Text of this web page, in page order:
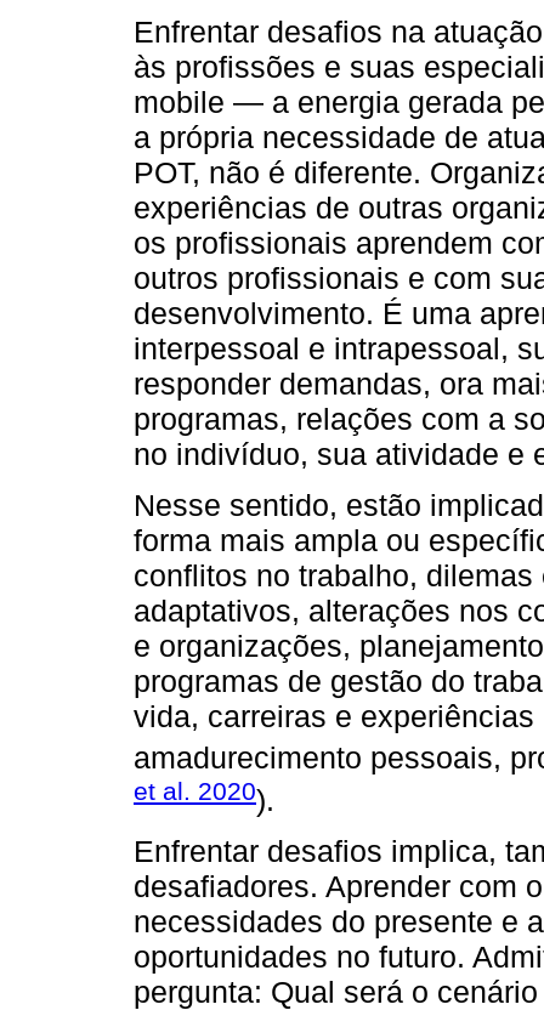
Enfrentar desafios na
às profissões e suas
mobile — a energia gerada
a própria necessidade de
POT, não é diferente.
experiências de outras
os profissionais aprendem
outros profissionais e com
desenvolvimento. É uma
interpessoal e intrapessoal,
responder demandas, ora
programas, relações com a
no indivíduo, sua atividade e
Nesse sentido, estão
forma mais ampla ou
conflitos no trabalho,
adaptativos, alterações nos
e organizações,
programas de gestão do
vida, carreiras e
amadurecimento pessoais,
et al. 2020).
Enfrentar desafios implica,
desafiadores. Aprender com
necessidades do presente e
oportunidades no futuro.
pergunta: Qual será o